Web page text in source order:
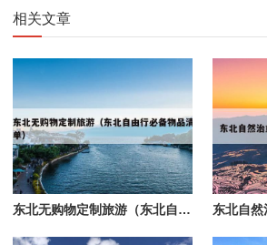
相关文章
东北无购物定制旅游（东北自由行必备物品清单）